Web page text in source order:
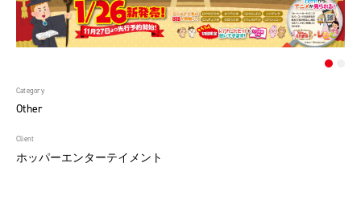
Category
Other
Client
ホッパーエンターテイメント